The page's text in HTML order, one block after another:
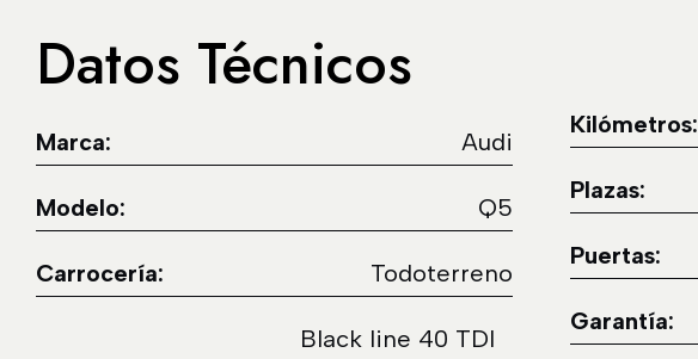
Datos Técnicos
Marca: Audi
Modelo: Q5
Carrocería: Todoterreno
Black line 40 TDI
Kilómetros:
Plazas:
Puertas:
Garantía: